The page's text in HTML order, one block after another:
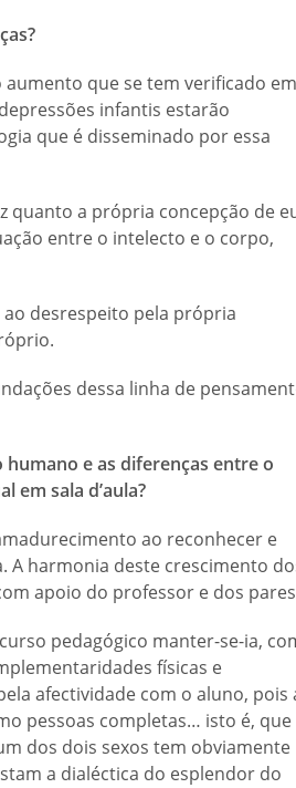
que se tem verificado em
infantis estarão
que é disseminado por essa
quanto a própria concepção de
entre o intelecto e o corpo,
desrespeito pela própria
dessa linha de
e as diferenças entre o
em sala d’aula?
ao reconhecer e
A harmonia deste crescimento
apoio do professor e dos
pedagógico manter-se-ia,
físicas e
afectividade com o aluno, pois
pessoas completas… isto é, que
dos dois sexos tem obviamente
a dialéctica do esplendor do